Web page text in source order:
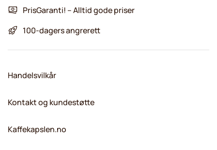
PrisGaranti! – Alltid gode priser
100-dagers angrerett
Handelsvilkår
Kontakt og kundestøtte
Kaffekapslen.no